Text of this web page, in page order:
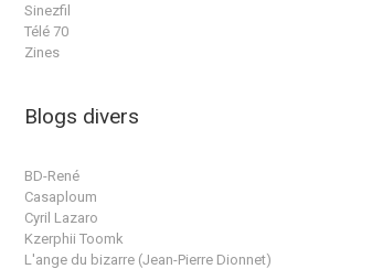
Sinezfil
Télé 70
Zines
Blogs divers
BD-René
Casaploum
Cyril Lazaro
Kzerphii Toomk
L'ange du bizarre (Jean-Pierre Dionnet)